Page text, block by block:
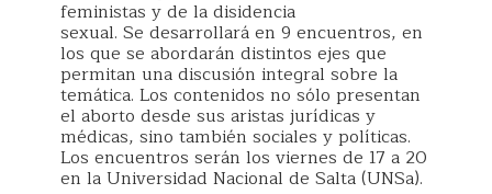
feministas y de la disidencia
sexual. Se desarrollará en 9 encuentros, en
los que se abordarán distintos ejes que
permitan una discusión integral sobre la
temática. Los contenidos no sólo presentan
el aborto desde sus aristas jurídicas y
médicas, sino también sociales y políticas.
Los encuentros serán los viernes de 17 a 20
en la Universidad Nacional de Salta (UNSa).